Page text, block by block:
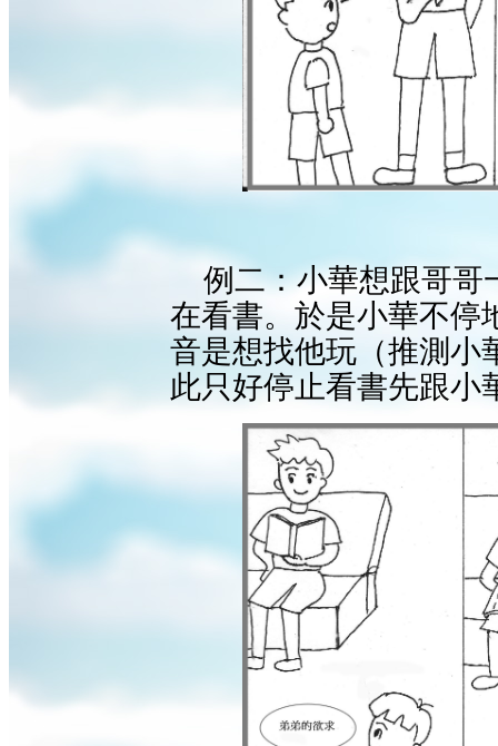
例二：小華想跟哥哥
在看書。於是小華不停
音是想找他玩（推測小
此只好停止看書先跟小